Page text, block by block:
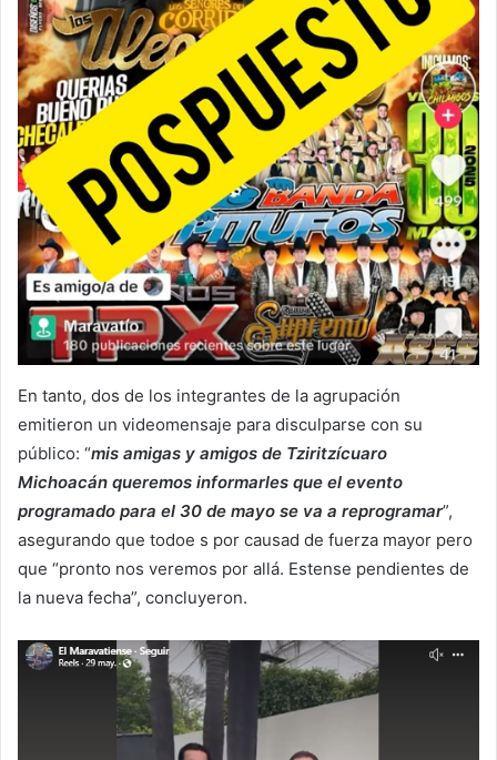
En tanto, dos de los integrantes de la agrupación
emitieron un videomensaje para disculparse con su
público: “mis amigas y amigos de Tziritzícuaro
Michoacán queremos informarles que el evento
programado para el 30 de mayo se va a reprogramar”,
asegurando que todoe s por causad de fuerza mayor pero
que “pronto nos veremos por allá. Estense pendientes de
la nueva fecha”, concluyeron.